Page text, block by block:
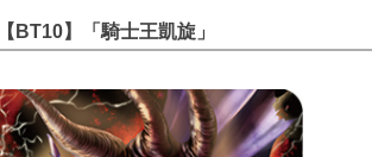
【BT10】「騎士王凱旋」